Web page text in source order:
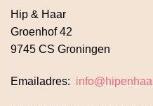
Hip & Haar
Groenhof 42
9745 CS Groningen
Emailadres: